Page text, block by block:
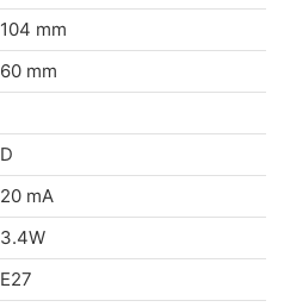
104 mm
60 mm
D
20 mA
3.4W
E27